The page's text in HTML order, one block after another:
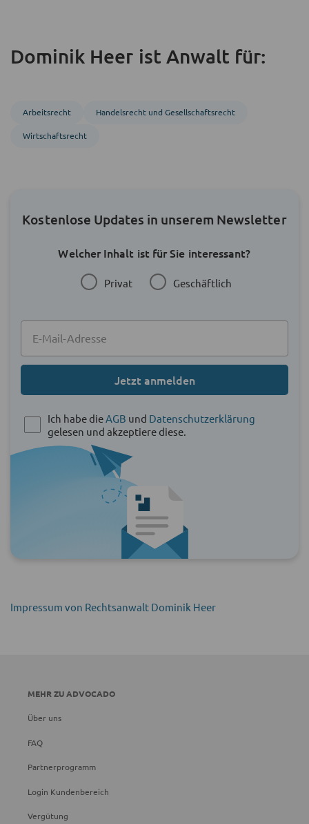
Dominik Heer ist Anwalt für:
Arbeitsrecht Handels­recht und Gesellschafts­recht
Wirtschaftsrecht
Kostenlose Updates in unserem Newsletter
Welcher Inhalt ist für Sie interessant?
Privat Geschäftlich
Jetzt anmelden
Ich habe dieAGB und Datenschutzerklärung
gelesen und akzeptiere diese.
Impressum von Rechtsanwalt Dominik Heer
MEHR ZU ADVOCADO
Über uns
FAQ
Partnerprogramm
Login Kundenbereich
Vergütung